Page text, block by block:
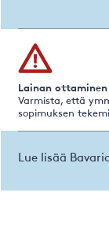
Lainan
Varmista, että
sopimuksen
Lue lisää